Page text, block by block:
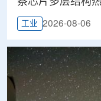
工业 2026-08-06